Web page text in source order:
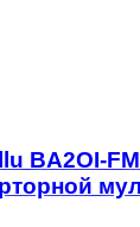
BA2OI-